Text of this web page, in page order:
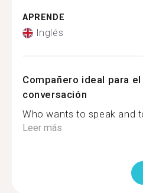
APRENDE
Inglés
Compañero ideal para
conversación
Who wants to speak and
Leer más